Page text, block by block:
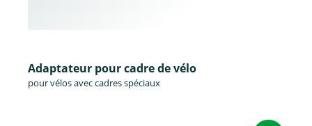
Adaptateur pour cadre de vélo
pour vélos avec cadres spéciaux